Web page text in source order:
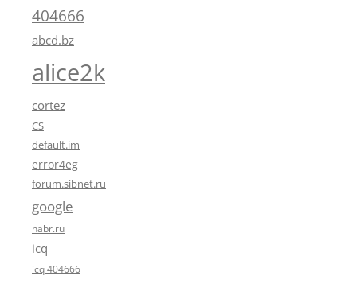
404666
abcd.bz
alice2k
cortez
CS
default.im
error4eg
forum.sibnet.ru
google
habr.ru
icq
icq 404666